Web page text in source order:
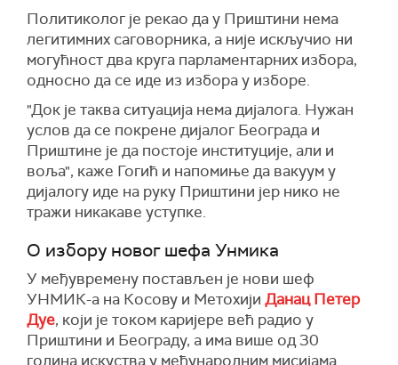
Политиколог је рекао да у Приштини нема
легитимних саговорника, а није искључио ни
могућност два круга парламентарних избора,
односно да се иде из избора у изборе.
"Док је таква ситуација нема дијалога. Нужан
услов да се покрене дијалог Београда и
Приштине је да постоје институције, али и
воља", каже Гогић и напомиње да вакуум у
дијалогу иде на руку Приштини јер нико не
тражи никакаве уступке.
О избору новог шефа Унмика
У међувремену постављен је нови шеф
УНМИК-а на Косову и Метохији Данац Петер
Дуе, који је током каријере већ радио у
Приштини и Београду, а има више од 30
година искуства у међународним мисијама.